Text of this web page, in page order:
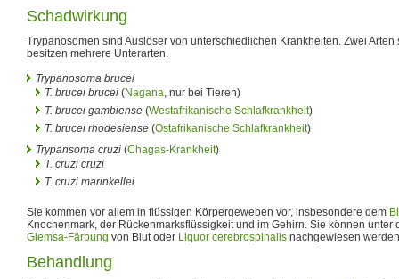
Schadwirkung
Trypanosomen sind Auslöser von unterschiedlichen Krankheiten. Zwei
besitzen mehrere Unterarten.
Trypanosoma brucei
T. brucei brucei (Nagana, nur bei Tieren)
T. brucei gambiense (Westafrikanische Schlafkrankheit)
T. brucei rhodesiense (Ostafrikanische Schlafkrankheit)
Trypansoma cruzi (Chagas-Krankheit)
T. cruzi cruzi
T. cruzi marinkellei
Sie kommen vor allem in flüssigen Körpergeweben vor, insbesondere dem
Knochenmark, der Rückenmarksflüssigkeit und im Gehirn. Sie können unter
Giemsa-Färbung von Blut oder Liquor cerebrospinalis nachgewiesen
Behandlung